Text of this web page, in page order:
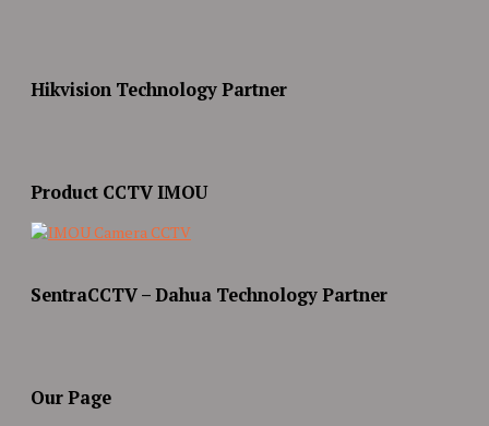
Hikvision Technology Partner
Product CCTV IMOU
SentraCCTV – Dahua Technology Partner
Our Page